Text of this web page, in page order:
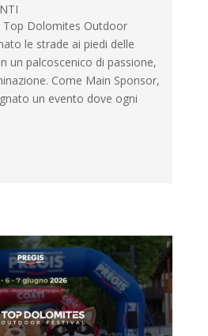
Top Dolomites Outdoor
le strade ai piedi delle
un palcoscenico di passione,
Come Main Sponsor,
un evento dove ogni